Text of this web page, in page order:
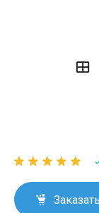
Заказать